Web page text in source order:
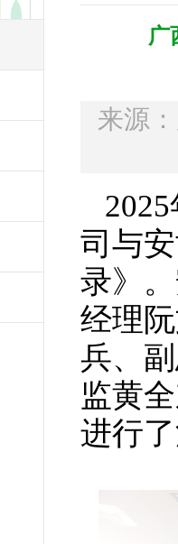
广
来源
2025
司与
录》
经理
兵、
监黄
进行